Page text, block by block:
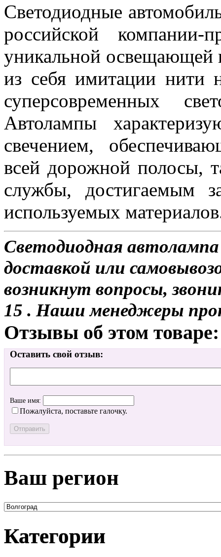
Светодиодные
российской компании-
уникальной освещающей
из себя имитации нити
суперсовременных
Автолампы
свечением,
всей дорожной полосы,
службы, достигаемым
используемых
Светодиодная
доставкой или
возникнут вопросы,
15 . Наши менеджеры
Отзывы об этом товаре:
Оставить свой отзыв:
Ваше имя:
Пожалуйста, поставьте галочку.
Ваш регион
Категории